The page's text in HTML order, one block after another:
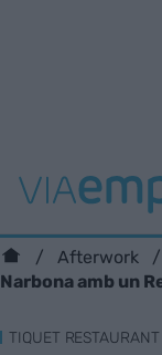
Afterwork
Narbona amb un
TIQUET RESTAURANT